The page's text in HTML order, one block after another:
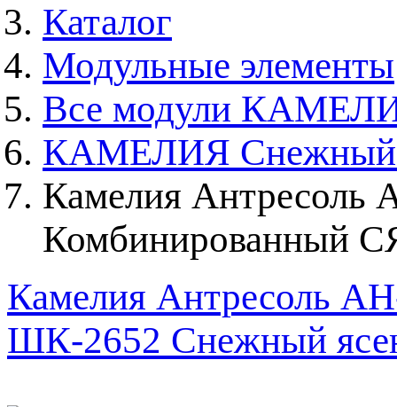
Каталог
Модульные элементы
Все модули
КАМЕЛИЯ Снежный
Камелия Антресоль
Комбинированный
Камелия Антресоль
ШК-2652 Снежный